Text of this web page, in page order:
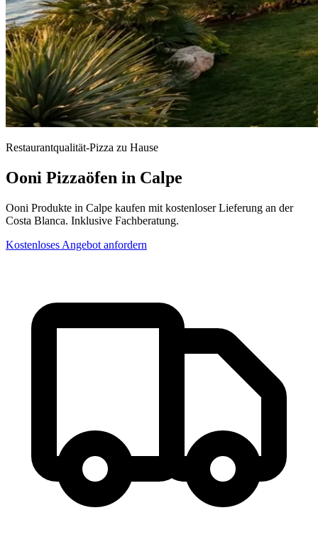
Restaurantqualität-Pizza zu Hause
Ooni Pizzaöfen in Calpe
Ooni Produkte in Calpe kaufen mit kostenloser Lieferung an der
Costa Blanca. Inklusive Fachberatung.
Kostenloses Angebot anfordern